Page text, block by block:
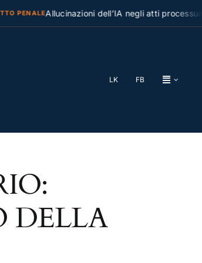
PENALEAllucinazioni dell’IA negli atti
LK FB
DELLA